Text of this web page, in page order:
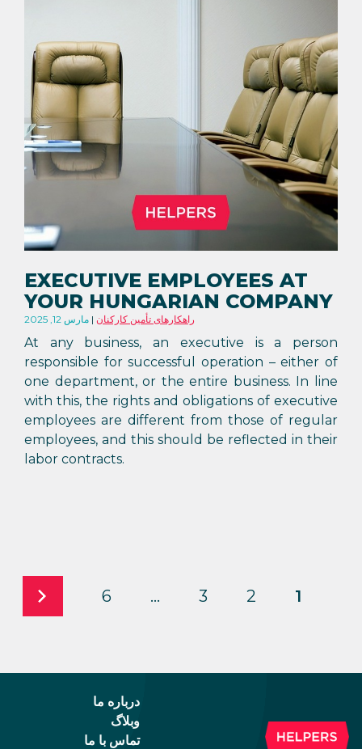
EXECUTIVE EMPLOYEES AT
YOUR HUNGARIAN COMPANY
مارس 12, 2025 راهکارهای تأمین کارکنان
At any business, an executive is a person
responsible for successful operation – either of
one department, or the entire business. In line
with this, the rights and obligations of executive
employees are different from those of regular
employees, and this should be reflected in their
labor contracts.
1
2
3
…
6
درباره ما
وبلاگ
تماس با ما